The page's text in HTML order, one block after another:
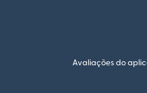
Avaliações do